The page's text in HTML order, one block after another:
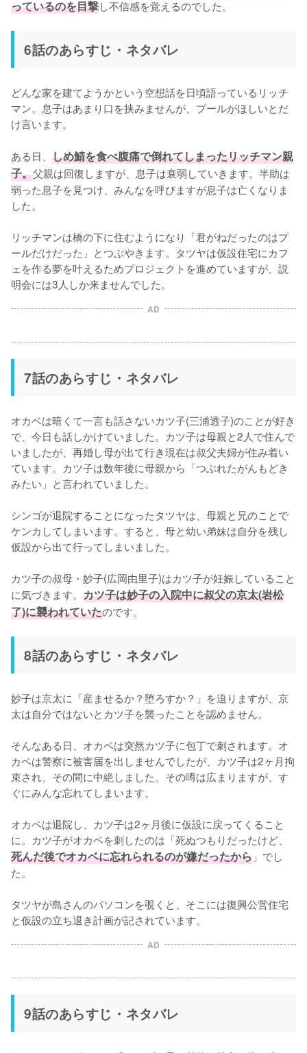
っているのを目撃し不信感を覚えるのでした。
6話のあらすじ・ネタバレ
どんな家を建てようかという空想話を日頃語っているリッチ
マン。息子はあまり口を挟みませんが、プールがほしいとだ
け言います。
ある日、 しめ鯖を食べ腹痛で倒れてしまったリッチマン親
子。父親は回復しますが、息子は衰弱していきます。半助は
弱った息子を見つけ、みんなを呼びますが息子は亡くなりま
した。
リッチマンは橋の下に住むようになり「君がねだったのはプ
ールだけだった」とつぶやきます。タツヤは仮設住宅にカフ
ェを作る夢を叶えるためプロジェクトを進めていますが、説
明会には3人しか来ませんでした。
AD
7話のあらすじ・ネタバレ
オカベは暗くて一言も話さないカツ子(三浦透子)のことが好き
で、今日も話しかけていました。カツ子は母親と2人で住んで
いましたが、再婚し母が出て行き現在は叔父夫婦が住み着い
ています。カツ子は数年後に母親から「つぶれたがんもどき
みたい」と言われていました。
シンゴが退院することになったタツヤは、母親と兄のことで
ケンカしてしまいます。すると、母と幼い弟妹は自分を残し
仮設から出て行ってしまいました。
カツ子の叔母・妙子(広岡由里子)はカツ子が妊娠していること
に気づきます。 カツ子は妙子の入院中に叔父の京太(岩松
了)に襲われていたのです。
8話のあらすじ・ネタバレ
妙子は京太に「産ませるか？堕ろすか？」を迫りますが、京
太は自分ではないとカツ子を襲ったことを認めません。
そんなある日、オカベは突然カツ子に包丁で刺されます。オ
カベは警察に被害届を出しませんでしたが、カツ子は2ヶ月拘
束され、その間に中絶しました。その噂は広まりますが、す
ぐにみんな忘れてしまいます。
オカベは退院し、カツ子は2ヶ月後に仮設に戻ってくること
に。カツ子がオカベを刺したのは「死ぬつもりだったけど、
死んだ後でオカベに忘れられるのが嫌だったから 」でし
た。
タツヤが島さんのパソコンを覗くと、そこには復興公営住宅
と仮設の立ち退き計画が記されています。
AD
9話のあらすじ・ネタバレ